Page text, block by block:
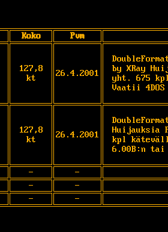
Koko Pvm
127,8
kt
26.4.2001
by XRay
yht. 675
Vaatii
127,8
kt
26.4.2001
Huijauksia
kpl
6.00B:n tai
- -
- -
- -